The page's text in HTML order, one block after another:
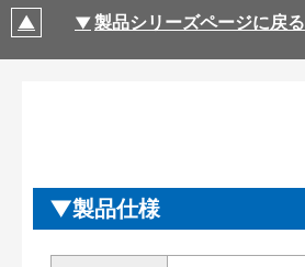
製品シリーズページに戻る
製品仕様